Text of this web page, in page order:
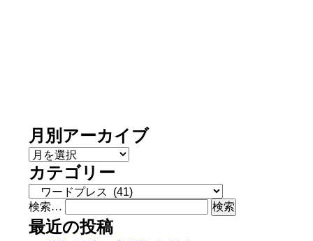
月別アーカイブ
月別アーカイブ
カテゴリー
カテゴリー
検索…
最近の投稿